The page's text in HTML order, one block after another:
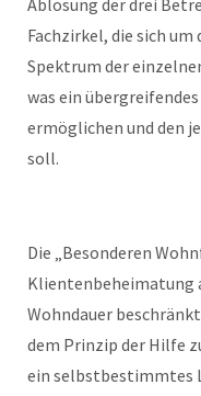
Fachzirkel, die sich
Spektrum der
was ein
ermöglichen und den
soll.
Die „Besonderen
Klientenbeheimatung
Wohndauer
dem Prinzip der Hilfe
ein selbstbestimmtes